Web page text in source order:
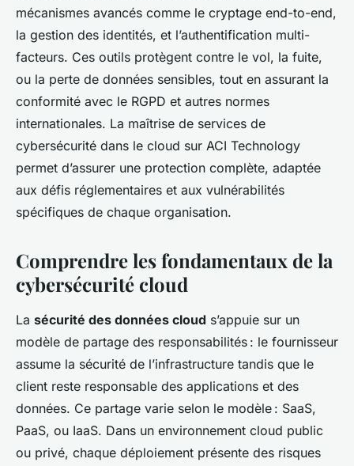
mécanismes avancés comme le cryptage end-to-end,
la gestion des identités, et l’authentification multi-
facteurs. Ces outils protègent contre le vol, la fuite,
ou la perte de données sensibles, tout en assurant la
conformité avec le RGPD et autres normes
internationales. La maîtrise de services de
cybersécurité dans le cloud sur ACI Technology
permet d’assurer une protection complète, adaptée
aux défis réglementaires et aux vulnérabilités
spécifiques de chaque organisation.
Comprendre les fondamentaux de la
cybersécurité cloud
La sécurité des données cloud s’appuie sur un
modèle de partage des responsabilités : le fournisseur
assume la sécurité de l’infrastructure tandis que le
client reste responsable des applications et des
données. Ce partage varie selon le modèle : SaaS,
PaaS, ou IaaS. Dans un environnement cloud public
ou privé, chaque déploiement présente des risques